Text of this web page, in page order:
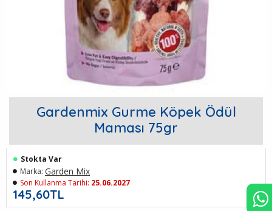
Gardenmix Gurme Köpek Ödül
Maması 75gr
145,60TL
Stokta Var
Marka: Garden Mix
Son Kullanma Tarihi: 25.06.2027